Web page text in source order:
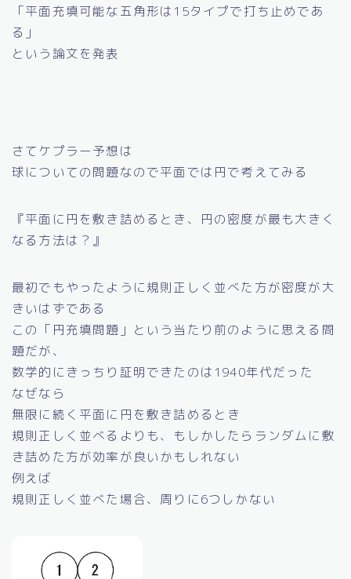
「平面充填可能な五角形は15タイプで打ち止めであ
る」
という論文を発表
さてケプラー予想は
球についての問題なので平面では円で考えてみる
『平面に円を敷き詰めるとき、円の密度が最も大きく
なる方法は？』
最初でもやったように規則正しく並べた方が密度が大
きいはずである
この「円充填問題」という当たり前のように思える問
題だが、
数学的にきっちり証明できたのは1940年代だった
なぜなら
無限に続く平面に円を敷き詰めるとき
規則正しく並べるよりも、もしかしたらランダムに敷
き詰めた方が効率が良いかもしれない
例えば
規則正しく並べた場合、周りに6つしかない